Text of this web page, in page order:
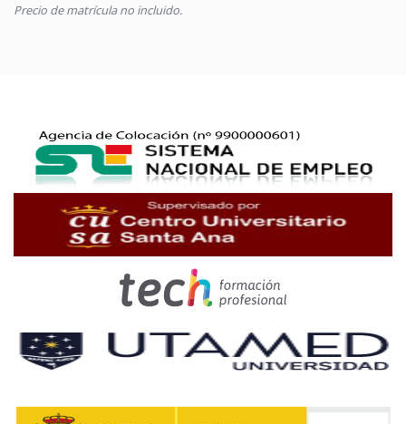
Precio de matrícula no incluido.